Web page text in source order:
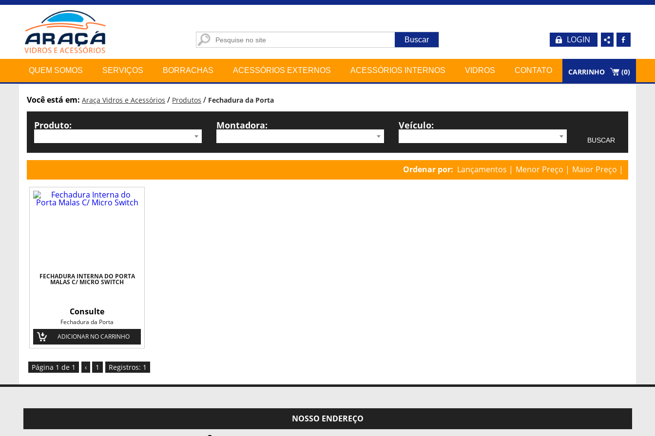
LOGIN b
QUEM SOMOS SERVIÇOS BORRACHAS ACESSÓRIOS EXTERNOS ACESSÓRIOS INTERNOS VIDROS CONTATO CARRINHO (0)
Você está em: Araça Vidros e Acessórios / Produtos / Fechadura da Porta
Produto: Montadora: Veículo:
Ordenar por: Lançamentos Menor Preço Maior Preço
FECHADURA INTERNA DO PORTA
MALAS C/ MICRO SWITCH
Consulte
Fechadura da Porta
ADICIONAR NO CARRINHO
Página 1 de 1 ‹ 1 Registros: 1
NOSSO ENDEREÇO